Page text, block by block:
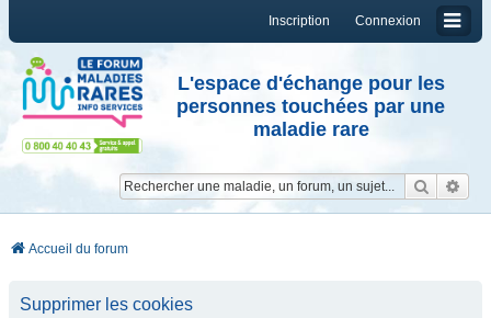
Connexion
Inscription
L'espace d'échange pour les
personnes touchées par une
maladie rare
Accueil du forum
Supprimer les cookies